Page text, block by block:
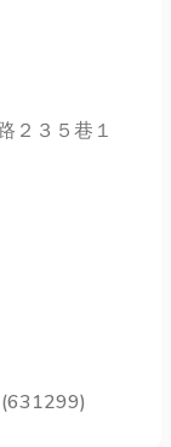
滿學問。辦得
２３５巷１